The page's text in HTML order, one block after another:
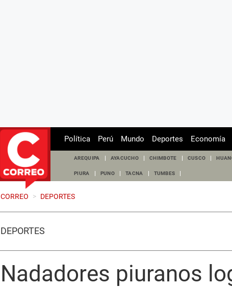
Política Perú Mundo Deportes Economía
AREQUIPA AYACUCHO CHIMBOTE CUSCO
PIURA PUNO TACNA TUMBES
CORREO > DEPORTES
DEPORTES
Nadadores piuranos